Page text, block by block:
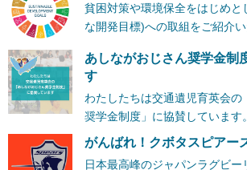
貧困対策や環境保全をはじめと
な開発目標)への取組をご紹介い
あしながおじさん奨学金制
す
わたしたちは交通遺児育英会の
奨学金制度」に協賛しています。
がんばれ！クボタスピアー
日本最高峰のジャパンラグビー